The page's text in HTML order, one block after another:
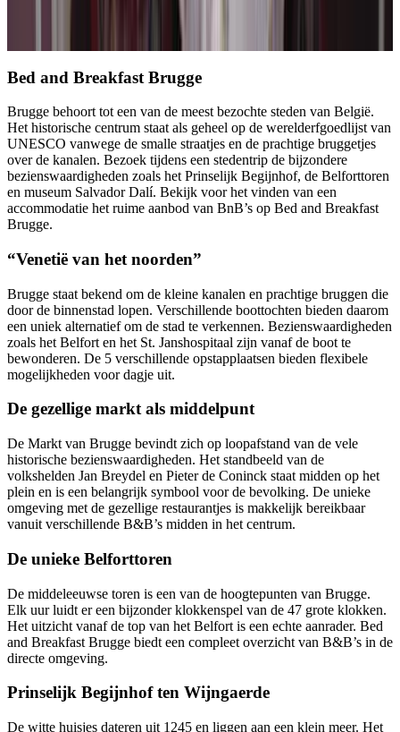
Bed and Breakfast Brugge
Brugge behoort tot een van de meest bezochte steden van België.
Het historische centrum staat als geheel op de werelderfgoedlijst van
UNESCO vanwege de smalle straatjes en de prachtige bruggetjes
over de kanalen. Bezoek tijdens een stedentrip de bijzondere
bezienswaardigheden zoals het Prinselijk Begijnhof, de Belforttoren
en museum Salvador Dalí. Bekijk voor het vinden van een
accommodatie het ruime aanbod van BnB’s op Bed and Breakfast
Brugge.
“Venetië van het noorden”
Brugge staat bekend om de kleine kanalen en prachtige bruggen die
door de binnenstad lopen. Verschillende boottochten bieden daarom
een uniek alternatief om de stad te verkennen. Bezienswaardigheden
zoals het Belfort en het St. Janshospitaal zijn vanaf de boot te
bewonderen. De 5 verschillende opstapplaatsen bieden flexibele
mogelijkheden voor dagje uit.
De gezellige markt als middelpunt
De Markt van Brugge bevindt zich op loopafstand van de vele
historische bezienswaardigheden. Het standbeeld van de
volkshelden Jan Breydel en Pieter de Coninck staat midden op het
plein en is een belangrijk symbool voor de bevolking. De unieke
omgeving met de gezellige restaurantjes is makkelijk bereikbaar
vanuit verschillende B&B’s midden in het centrum.
De unieke Belforttoren
De middeleeuwse toren is een van de hoogtepunten van Brugge.
Elk uur luidt er een bijzonder klokkenspel van de 47 grote klokken.
Het uitzicht vanaf de top van het Belfort is een echte aanrader. Bed
and Breakfast Brugge biedt een compleet overzicht van B&B’s in de
directe omgeving.
Prinselijk Begijnhof ten Wijngaerde
De witte huisjes dateren uit 1245 en liggen aan een klein meer. Het